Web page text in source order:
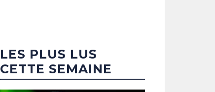
LES PLUS LUS
CETTE SEMAINE